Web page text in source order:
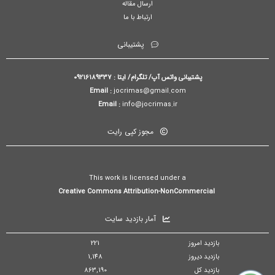
ارسال مقاله
ارتباط با ما
پشتیبانی
پشتیبانی واتس آپ/ تلگرام/ ایتا : 09216189337
Email :jocrimas@gmail.com
Email :info@jocrimas.ir
مجوز کپی رایت
This work is licensed under a
آمار بازدید سایت
بازدید امروز
221
بازدید دیروز
1,148
بازدید کل
863,190